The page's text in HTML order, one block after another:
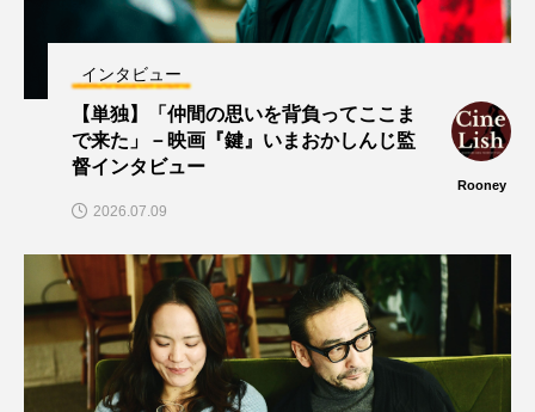
インタビュー
【単独】「仲間の思いを背負ってここま
で来た」－映画『鍵』いまおかしんじ監
督インタビュー
Rooney
2026.07.09